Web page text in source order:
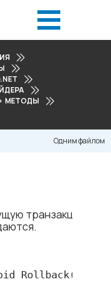
МЕТОДЫ
Одним файлом
транзакцию.
Rollback();